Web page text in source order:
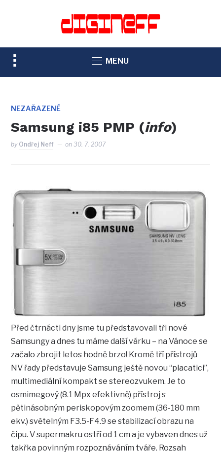
TOGGLE
SIDEBAR
NAVIGATION
MENU
NEZAŘAZENÉ
Samsung i85 PMP (info)
by Ondřej Neff on30. 7. 2007
Před čtrnácti dny jsme tu představovali tři nové
Samsungy a dnes tu máme další várku – na Vánoce se
začalo zbrojit letos hodně brzo! Kromě tří přístrojů
NV řady představuje Samsung ještě novou “placatici”,
multimediální kompakt se stereozvukem. Je to
osmimegový (8.1 Mpx efektivně) přístroj s
pětinásobným periskopovým zoomem (36-180 mm
ekv.) světelným F3.5-F4.9 se stabilizací obrazu na
čipu. V supermakru ostří od 1 cm a je vybaven dnes už
takřka povinným rozpoznáváním tváře. Rozsah